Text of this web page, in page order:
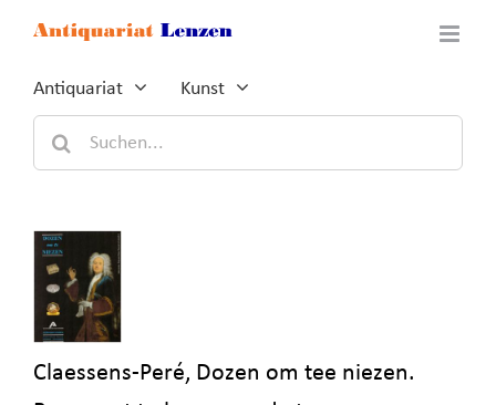
Inhalt
Antiquariat
Kunst
Suche
nach:
Claessens-Peré, Dozen om tee niezen.